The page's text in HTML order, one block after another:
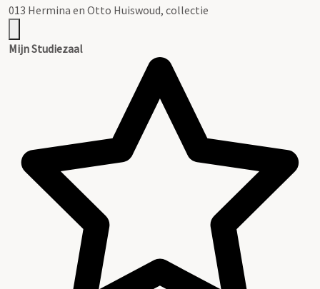
013 Hermina en Otto Huiswoud, collectie
Mijn Studiezaal